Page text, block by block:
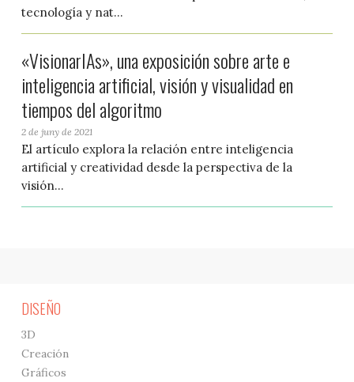
tecnología y nat...
«VisionarIAs», una exposición sobre arte e
inteligencia artificial, visión y visualidad en
tiempos del algoritmo
2 de juny de 2021
El artículo explora la relación entre inteligencia
artificial y creatividad desde la perspectiva de la
visión...
DISEÑO
3D
Creación
Gráficos